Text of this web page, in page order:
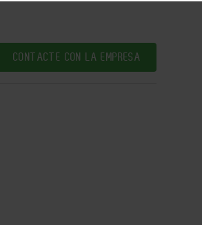
CONTACTE CON LA EMPRESA